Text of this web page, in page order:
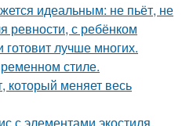
идеальным: не пьёт, не
ревности, с ребёнком
готовит лучше многих.
стиле.
который меняет весь